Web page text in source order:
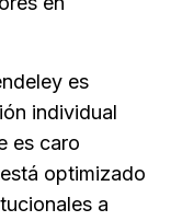
es
individual
es caro
optimizado
a